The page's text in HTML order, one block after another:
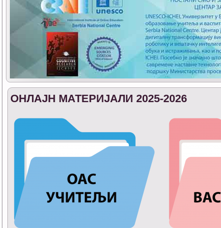
ОНЛАЈН МАТЕРИЈАЛИ 2025-2026